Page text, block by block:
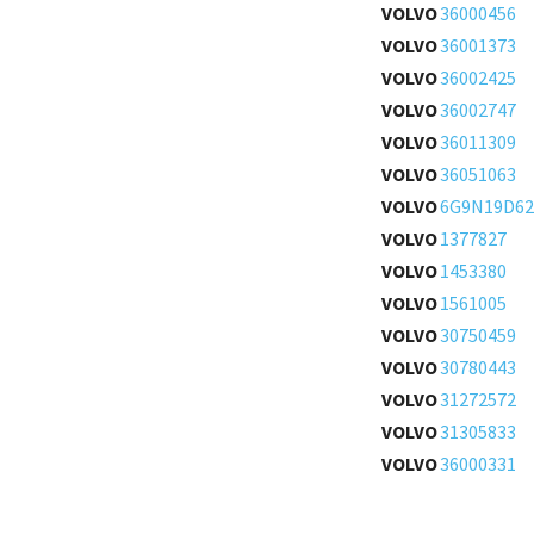
VOLVO36000456
VOLVO36001373
VOLVO36002425
VOLVO36002747
VOLVO36011309
VOLVO36051063
VOLVO
VOLVO1377827
VOLVO1453380
VOLVO1561005
VOLVO30750459
VOLVO30780443
VOLVO31272572
VOLVO31305833
VOLVO36000331